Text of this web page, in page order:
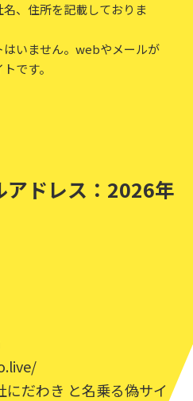
、住所を記載しておりま
いません。webやメールが
です。
アドレス：2026年
にだわき と名乗る偽サイ